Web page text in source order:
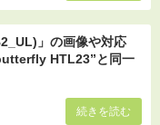
」の画像や対応
HTL23”と同一
続きを読む